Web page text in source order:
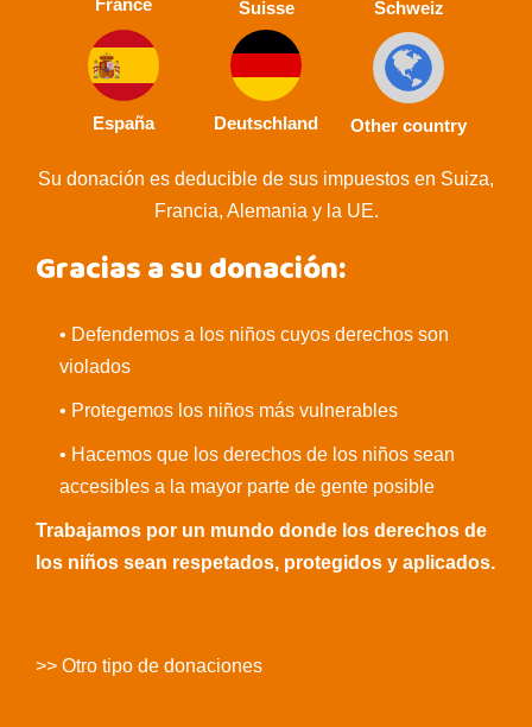
France Suisse Schweiz
España Deutschland Other country
Su donación es deducible de sus impuestos en Suiza,
Francia, Alemania y la UE.
Gracias a su donación:
• Defendemos a los niños cuyos derechos son
violados
• Protegemos los niños más vulnerables
• Hacemos que los derechos de los niños sean
accesibles a la mayor parte de gente posible
Trabajamos por un mundo donde los derechos de
los niños sean respetados, protegidos y aplicados.
>> Otro tipo de donaciones